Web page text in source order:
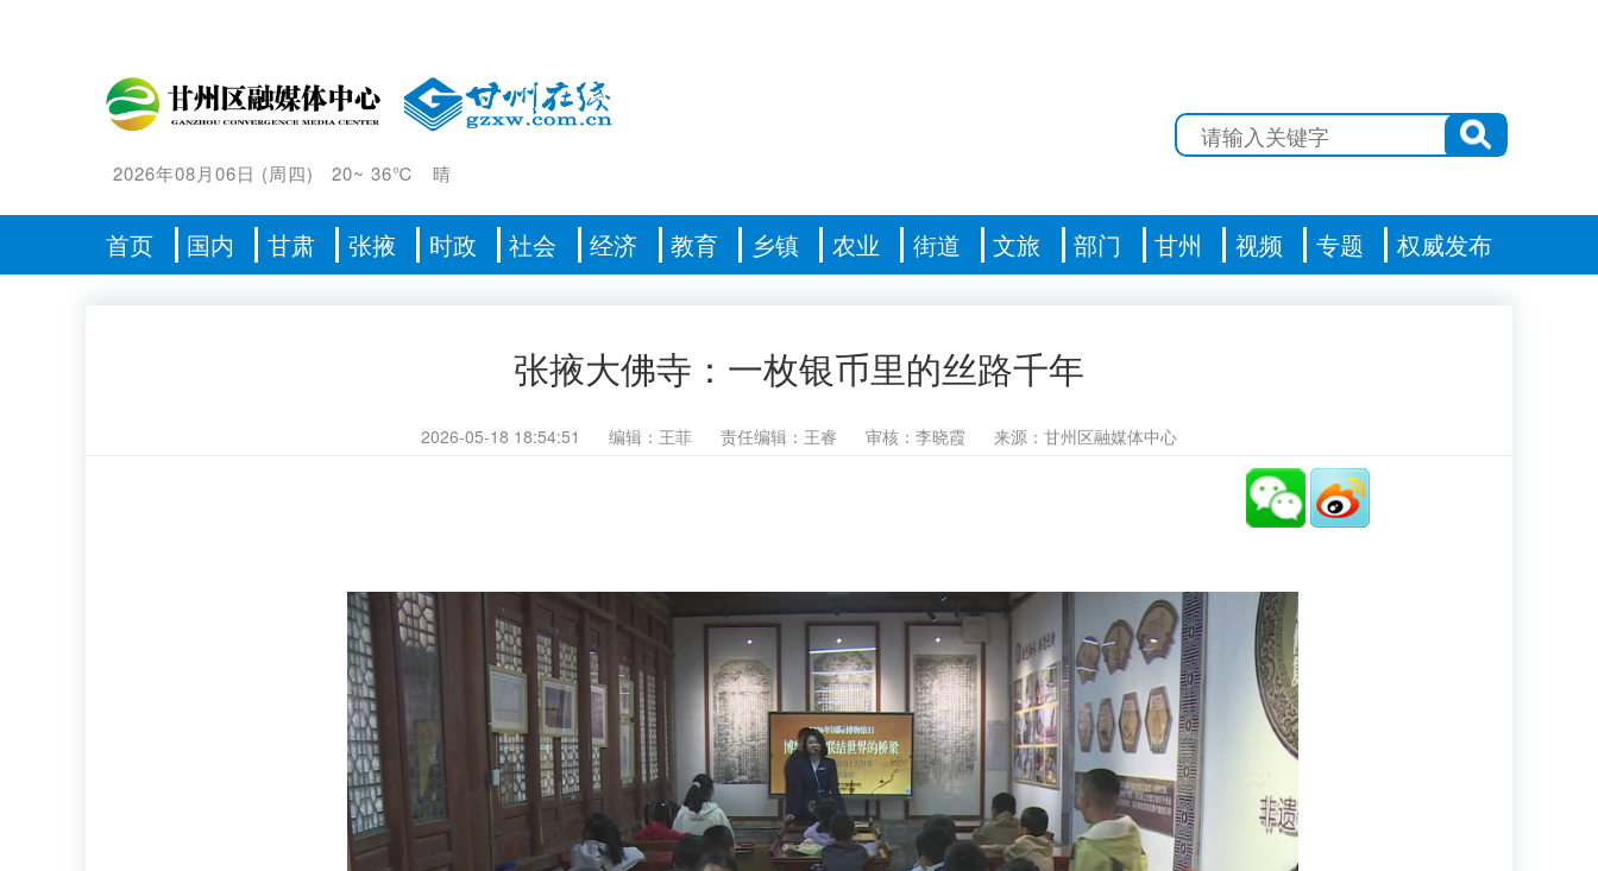
2026年08月06日 (周四) 20~ 36℃ 晴
首页 国内 甘肃 张掖 时政 社会 经济 教育 乡镇 农业 街道 文旅 部门 甘州 视频 专题 权威发布
张掖大佛寺：一枚银币里的丝路千年
2026-05-18 18:54:51 编辑：王菲 责任编辑：王睿 审核：李晓霞 来源：甘州区融媒体中心